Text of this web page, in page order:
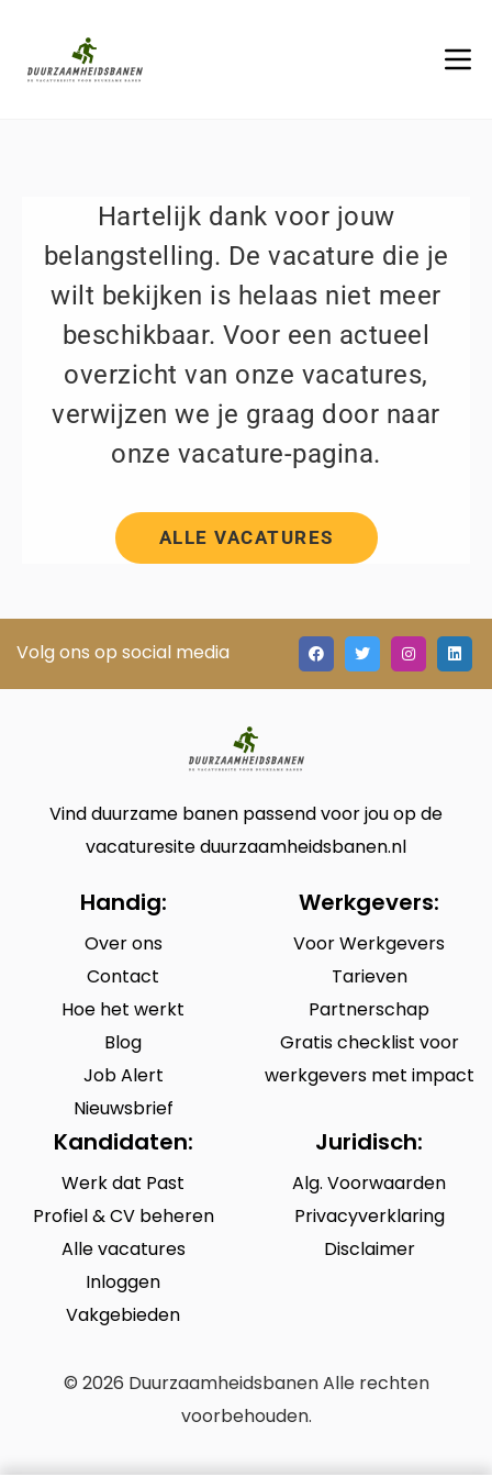
Hartelijk dank voor jouw
belangstelling. De vacature die je
wilt bekijken is helaas niet meer
beschikbaar. Voor een actueel
overzicht van onze vacatures,
verwijzen we je graag door naar
onze vacature-pagina.
ALLE VACATURES
Volg ons op social media
Vind duurzame banen passend voor jou op de
vacaturesite duurzaamheidsbanen.nl
Handig:
Over ons
Contact
Hoe het werkt
Blog
Job Alert
Nieuwsbrief
Werkgevers:
Voor Werkgevers
Tarieven
Partnerschap
Gratis checklist voor
werkgevers met impact
Kandidaten:
Werk dat Past
Profiel & CV beheren
Alle vacatures
Inloggen
Vakgebieden
Juridisch:
Alg. Voorwaarden
Privacyverklaring
Disclaimer
© 2026 Duurzaamheidsbanen Alle rechten
voorbehouden.